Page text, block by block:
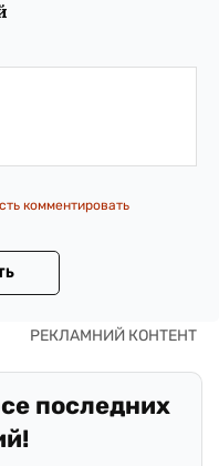
комментировать
последних